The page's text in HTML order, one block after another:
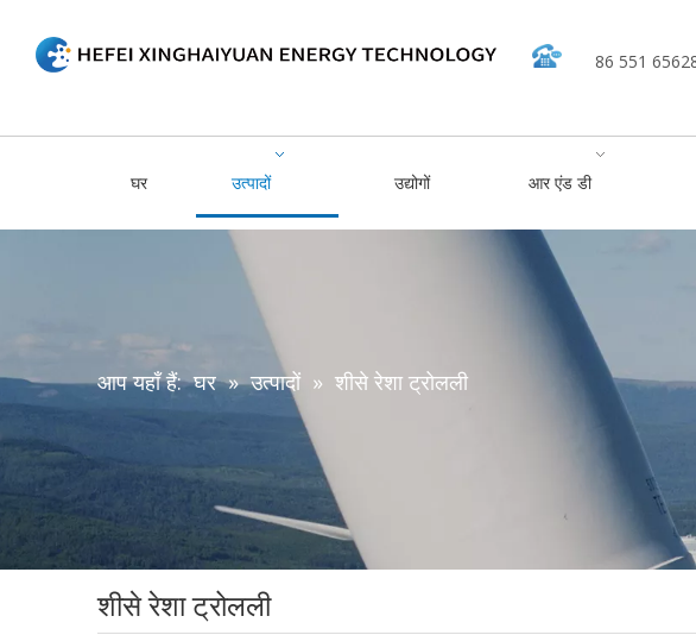
86 551
घर उत्पादों उद्योगों आर एंड डी
आप यहाँ हैं: घर » उत्पादों » शीसे रेशा ट्रोलली
शीसे रेशा ट्रोलली